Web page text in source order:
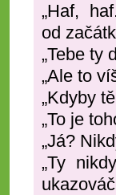
„Haf,
od
„Tebe ty
„Ale to
„Kdyby
„To je
„Já?
„Ty